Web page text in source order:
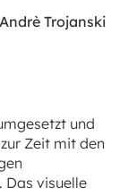
Trojanski
und
Zeit mit den
visuelle